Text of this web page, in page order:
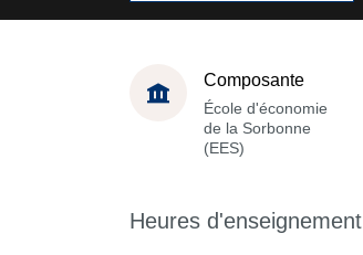
Composante
École d'économie
de la Sorbonne
(EES)
Heures d'enseignement